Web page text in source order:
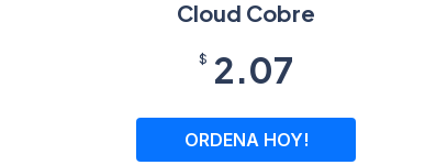
Cloud Cobre
$ 2.07
ORDENA HOY!